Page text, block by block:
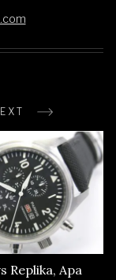
Replika, Apa